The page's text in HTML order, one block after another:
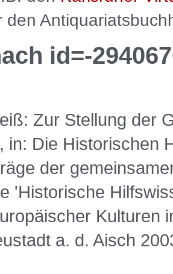
den
id=-
Zur Stellung der
in: Die Historischen
der
'Historische
Kulturen
a. d. Aisch